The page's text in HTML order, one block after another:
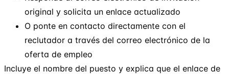
original y solicita un enlace actualizado
O ponte en contacto directamente con el
reclutador a través del correo electrónico de la
oferta de empleo
Incluye el nombre del puesto y explica que el enlace de